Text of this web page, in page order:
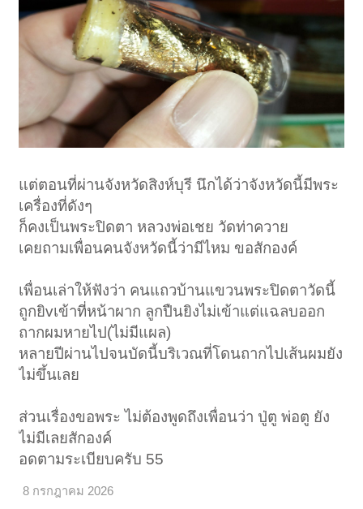
แต่ตอนที่ผ่านจังหวัดสิงห์บุรี นึกได้ว่าจังหวัดนี้มีพระ
เครื่องที่ดังๆ
ก็คงเป็นพระปิดตา หลวงพ่อเชย วัดท่าควาย
เคยถามเพื่อนคนจังหวัดนี้ว่ามีไหม ขอสักองค์
เพื่อนเล่าให้ฟังว่า คนแถวบ้านแขวนพระปิดตาวัดนี้
ถูกยิvเข้าที่หน้าผาก ลูกปืนยิงไม่เข้าแต่แฉลบออก
ถากผมหายไป(ไม่มีแผล)
หลายปีผ่านไปจนบัดนี้บริเวณที่โดนถากไปเส้นผมยัง
ไม่ขึ้นเลย
ส่วนเรื่องขอพระ ไม่ต้องพูดถึงเพื่อนว่า ปู่ตู พ่อตู ยัง
ไม่มีเลยสักองค์
อดตามระเบียบครับ 55
8 กรกฎาคม 2026